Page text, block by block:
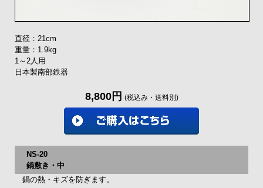
直径：21cm
重量：1.9kg
1～2人用
日本製南部鉄器
8,800円 (税込み・送料別)
NS-20
鍋敷き・中
鍋の熱・キズを防ぎます。